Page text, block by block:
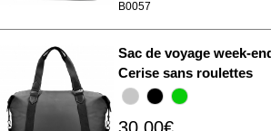
B0057
Sac de voyage week-
Cerise sans roulettes